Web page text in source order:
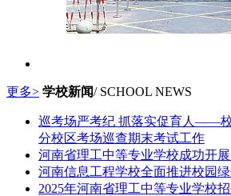
更多> 学校新闻/ SCHOOL NEWS
巡考场严考纪 抓落实促育人——
分校区考场巡查期末考试工作
河南省理工中等专业学校成功开
河南信息工程学校全面推进校园
2025年河南省理工中等专业学校